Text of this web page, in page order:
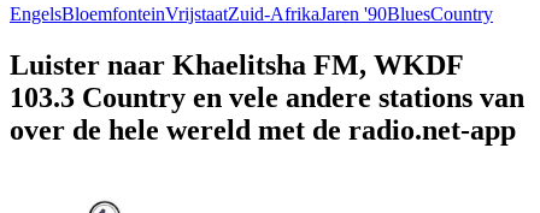
EngelsBloemfonteinVrijstaatZuid-AfrikaJaren '90BluesCountry
Luister naar Khaelitsha FM, WKDF
103.3 Country en vele andere stations van
over de hele wereld met de radio.net-app